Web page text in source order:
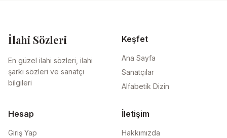
İlahi Sözleri
En güzel ilahi sözleri, ilahi
şarkı sözleri ve sanatçı
bilgileri
Keşfet
Ana Sayfa
Sanatçılar
Alfabetik Dizin
Hesap
Giriş Yap
İletişim
Hakkımızda